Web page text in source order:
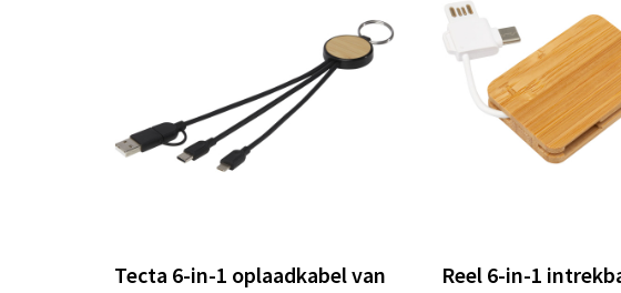
Tecta 6-in-1 oplaadkabel van
Reel 6-in-1